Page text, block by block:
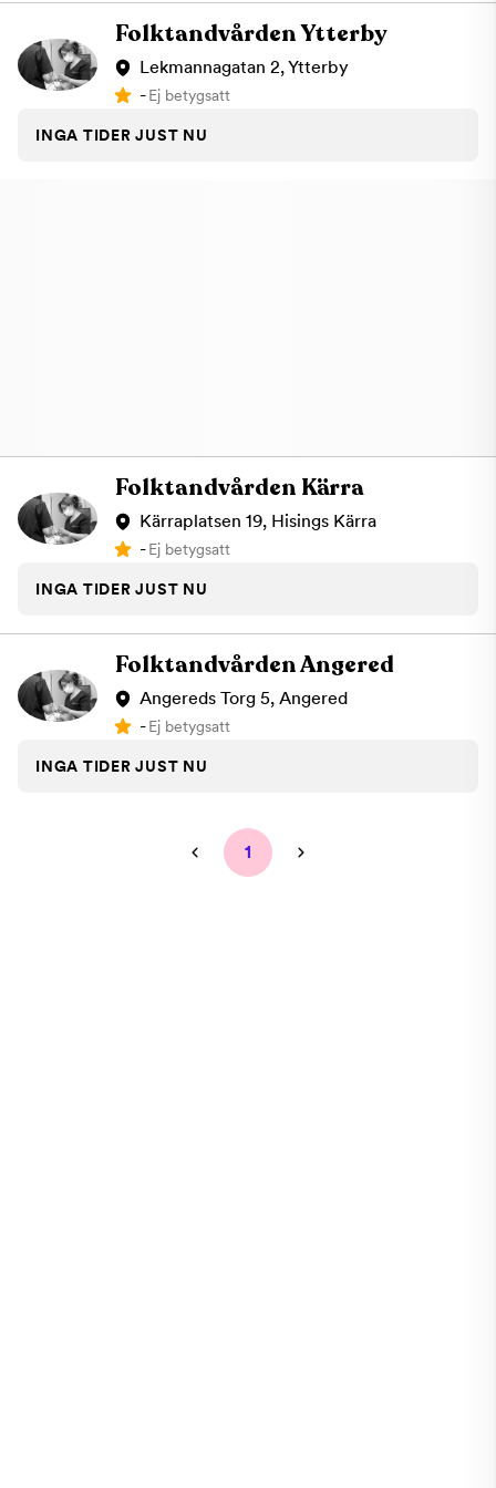
Folktandvården Ytterby
Lekmannagatan 2, Ytterby
-Ej betygsatt
INGA TIDER JUST NU
Folktandvården Kärra
Kärraplatsen 19, Hisings Kärra
-Ej betygsatt
INGA TIDER JUST NU
Folktandvården Angered
Angereds Torg 5, Angered
-Ej betygsatt
INGA TIDER JUST NU
1